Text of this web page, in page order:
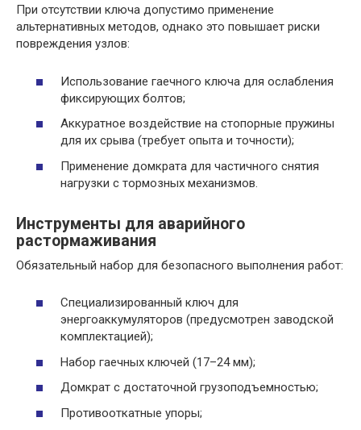
При отсутствии ключа допустимо применение
альтернативных методов, однако это повышает риски
повреждения узлов:
Использование гаечного ключа для ослабления
фиксирующих болтов;
Аккуратное воздействие на стопорные пружины
для их срыва (требует опыта и точности);
Применение домкрата для частичного снятия
нагрузки с тормозных механизмов.
Инструменты для аварийного
растормаживания
Обязательный набор для безопасного выполнения работ:
Специализированный ключ для
энергоаккумуляторов (предусмотрен заводской
комплектацией);
Набор гаечных ключей (17–24 мм);
Домкрат с достаточной грузоподъемностью;
Противооткатные упоры;